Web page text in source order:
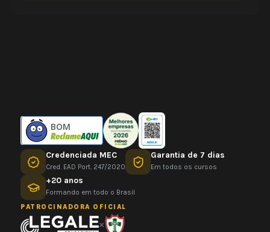
BOM
Credenciada MEC
Cred. EAD Port. 247/2020
Garantia de 7 dias
Em todos os cursos
+20 anos
Formando em todo o Brasil
PATROCINADORA OFICIAL
×